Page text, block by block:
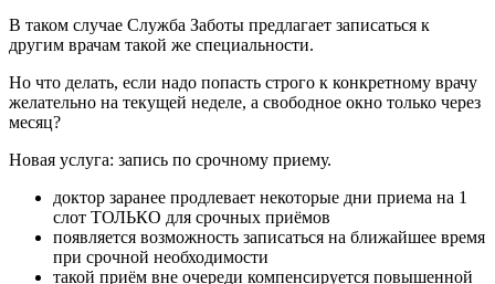
В таком случае Служба Заботы предлагает записаться к
другим врачам такой же специальности.
Но что делать, если надо попасть строго к конкретному врачу
желательно на текущей неделе, а свободное окно только через
месяц?
Новая услуга: запись по срочному приему.
доктор заранее продлевает некоторые дни приема на 1
слот ТОЛЬКО для срочных приёмов
появляется возможность записаться на ближайшее время
при срочной необходимости
такой приём вне очереди компенсируется повышенной